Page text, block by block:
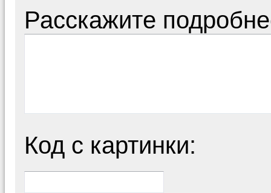
Расскажите
Код с картинки: